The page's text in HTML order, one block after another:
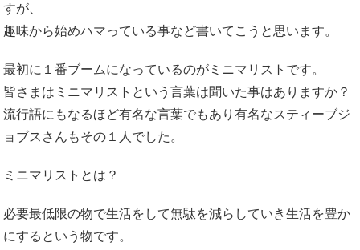
すが、
趣味から始めハマっている事など書いてこうと思います。
最初に１番ブームになっているのがミニマリストです。
皆さまはミニマリストという言葉は聞いた事はありますか？
流行語にもなるほど有名な言葉でもあり有名なスティーブジ
ョブスさんもその１人でした。
ミニマリストとは？
必要最低限の物で生活をして無駄を減らしていき生活を豊か
にするという物です。